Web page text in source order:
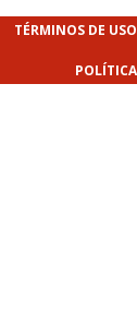
TÉRMINOS DE USO